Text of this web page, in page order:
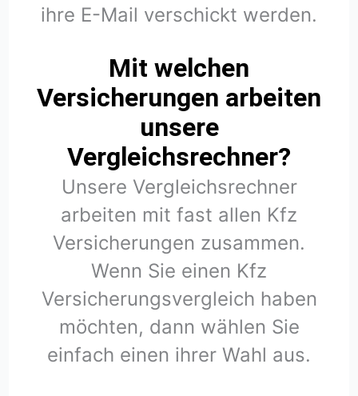
ihre E-Mail verschickt werden.
Mit welchen
Versicherungen arbeiten
unsere
Vergleichsrechner?
Unsere Vergleichsrechner
arbeiten mit fast allen Kfz
Versicherungen zusammen.
Wenn Sie einen Kfz
Versicherungsvergleich haben
möchten, dann wählen Sie
einfach einen ihrer Wahl aus.